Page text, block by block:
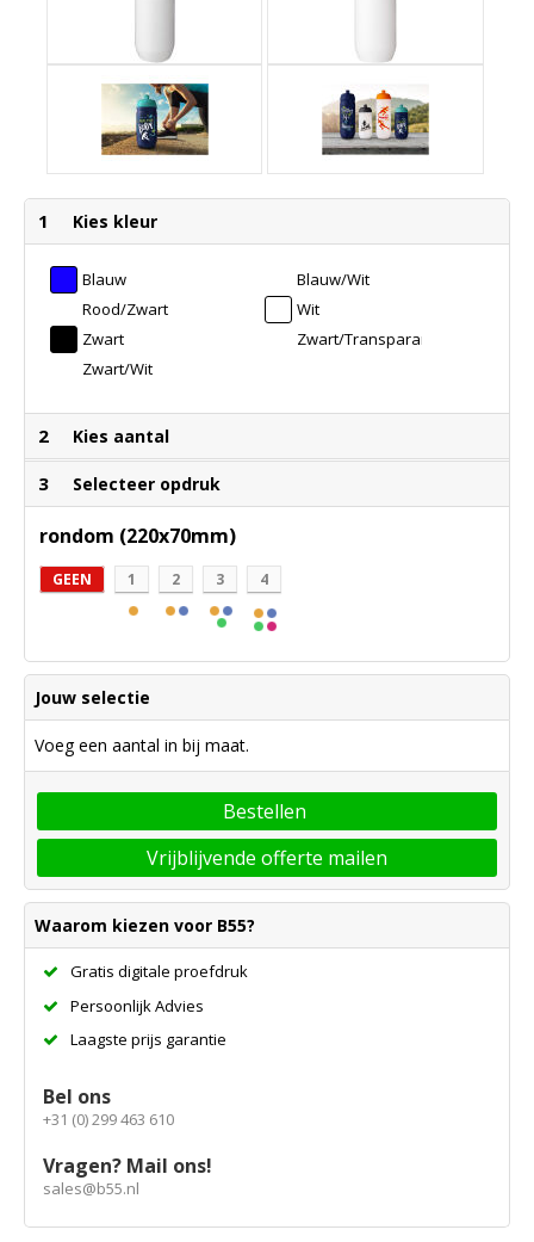
1 Kies kleur
Blauw
Blauw/Wit
Rood/Zwart
Wit
Zwart
Zwart/Transparant
Zwart/Wit
2 Kies aantal
3 Selecteer opdruk
rondom (220x70mm)
GEEN 1 2 3 4
Jouw selectie
Voeg een aantal in bij maat.
Bestellen
Vrijblijvende offerte mailen
Waarom kiezen voor B55?
Gratis digitale proefdruk
Persoonlijk Advies
Laagste prijs garantie
Bel ons
+31 (0) 299 463 610
Vragen? Mail ons!
sales@b55.nl